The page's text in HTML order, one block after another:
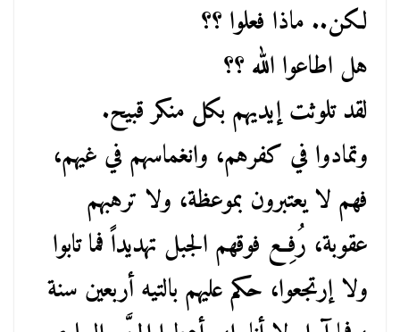
لكن.. ماذا فعلوا ؟؟
هل اطاعوا الله ؟؟
لقد تلوثت إيديهم بكل منكر قبيح.
وتمادوا في كفرهم، وانغماسهم في غيهم،
فهم لا يعتبرون بموعظة، ولا ترهبهم
عقوبة، رُفِع فوقهم الجبل تهديداً فما تابوا
ولا إرتجعوا، حكم عليهم بالتيه أربعين سنة